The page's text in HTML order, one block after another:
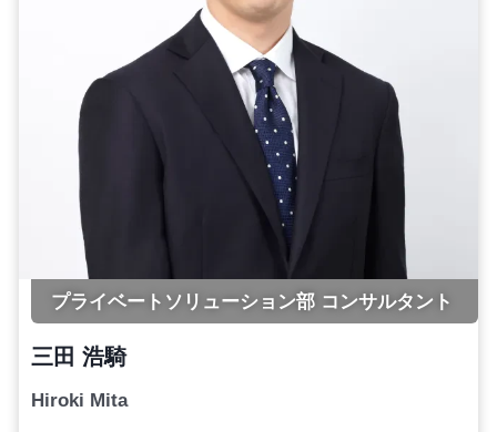
プライベートソリューション部 コンサルタント
三田 浩騎
Hiroki Mita